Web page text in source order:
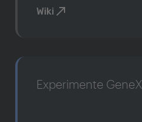
Wiki
Experimente